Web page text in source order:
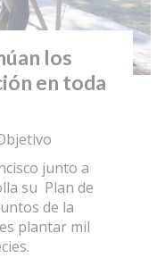
los
en toda
junto a
su Plan de
de la
plantar mil